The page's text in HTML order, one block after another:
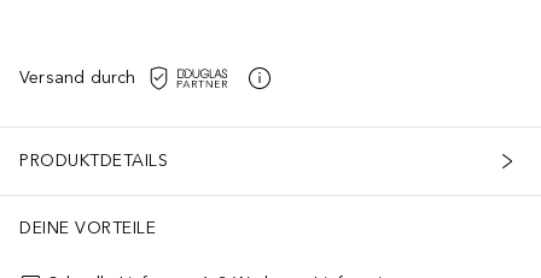
Versand durch
PRODUKTDETAILS
DEINE VORTEILE